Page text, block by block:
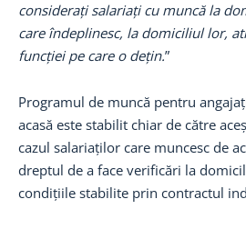
considerați salariați cu muncă la
care îndeplinesc, la domiciliul lor,
funcției pe care o dețin.”
Programul de muncă pentru
acasă este stabilit chiar de către
cazul salariaților care muncesc de
dreptul de a face verificări la
condițiile stabilite prin contractul